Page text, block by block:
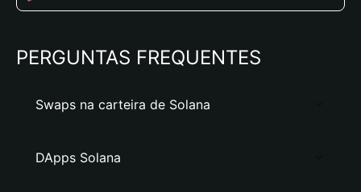
PERGUNTAS FREQUENTES
Swaps na carteira de Solana
DApps Solana